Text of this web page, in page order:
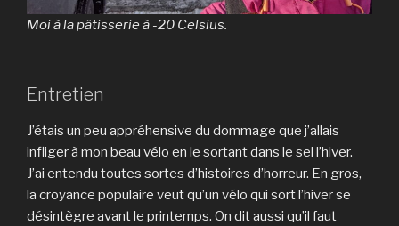
Moi à la pâtisserie à -20 Celsius.
Entretien
J’étais un peu appréhensive du dommage que j’allais
infliger à mon beau vélo en le sortant dans le sel l’hiver.
J’ai entendu toutes sortes d’histoires d’horreur. En gros,
la croyance populaire veut qu’un vélo qui sort l’hiver se
désintègre avant le printemps. On dit aussi qu’il faut